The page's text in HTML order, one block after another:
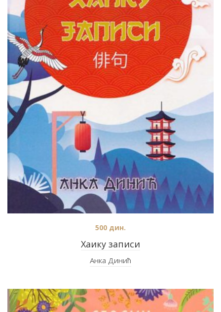
Хаику записи
500 дин.
Анка Динић